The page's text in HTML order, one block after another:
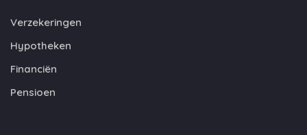
Verzekeringen
Hypotheken
Financiën
Pensioen